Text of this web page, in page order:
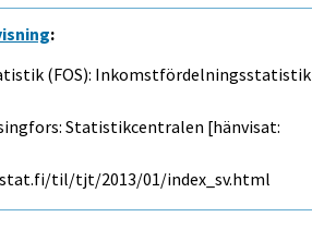
:
(FOS): Inkomstfördelningsstatistik
Statistikcentralen [hänvisat:
til/tjt/2013/01/index_sv.html